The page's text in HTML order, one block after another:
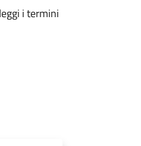
i termini